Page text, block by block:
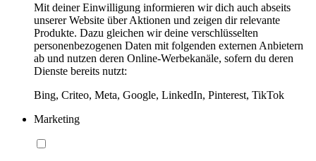
Mit deiner Einwilligung informieren wir dich auch abseits
unserer Website über Aktionen und zeigen dir relevante
Produkte. Dazu gleichen wir deine verschlüsselten
personenbezogenen Daten mit folgenden externen Anbietern
ab und nutzen deren Online-Werbekanäle, sofern du deren
Dienste bereits nutzt:
Bing, Criteo, Meta, Google, LinkedIn, Pinterest, TikTok
Marketing